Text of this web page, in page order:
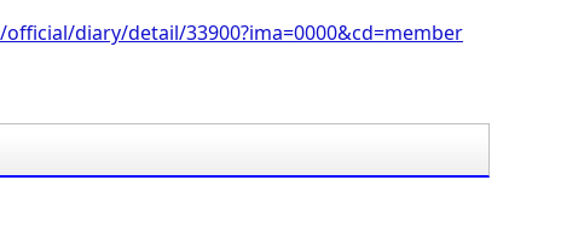
diary/detail/33900?ima=0000&cd=member